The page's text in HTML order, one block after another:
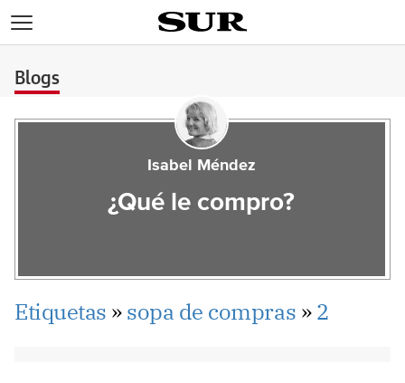
Blogs
Isabel Méndez
¿Qué le compro?
Etiquetas »sopa de compras »2